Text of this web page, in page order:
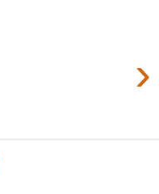
›